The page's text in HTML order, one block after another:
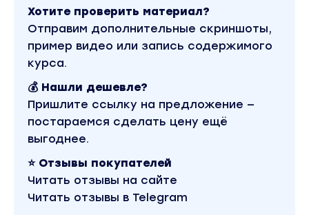
Тариф Премиум:
Записи 3-х эфиров тренинга
Дополнительный закрытый эфир
Бонус: как с помощью инвестиционных
инструментов получать стабильно и
безопасно 25% годовых
15, 16, 17 июня в 20:00.
Вы находитесь на странице товара «Федор
Сидоров - Пассивный доход до 125 000 ₽. Тариф
Премиум». Это материал 2026 года. В магазине
Хотите проверить материал?
Отправим дополнительные скриншоты,
пример видео или запись содержимого
курса.
💰 Нашли дешевле?
Пришлите ссылку на предложение —
постараемся сделать цену ещё
выгоднее.
⭐ Отзывы покупателей
Читать отзывы на сайте
Читать отзывы в Telegram